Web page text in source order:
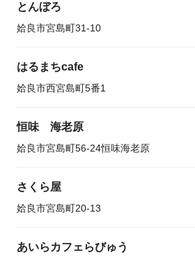
とんぼろ
姶良市宮島町31-10
はるまちcafe
姶良市西宮島町5番1
恒味 海老原
姶良市宮島町56-24恒味海老原
さくら屋
姶良市宮島町20-13
あいらカフェらびゅう